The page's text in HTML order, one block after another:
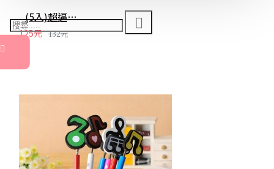
(5入)超逼真 立體 聖誕樹 便條紙 便簽 聖誕節 創意禮物 交換禮物
125元 132元